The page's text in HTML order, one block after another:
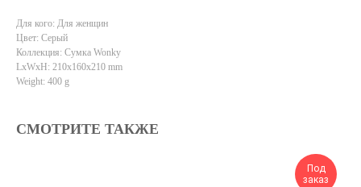
Для кого: Для женщин
Цвет: Серый
Коллекция: Сумка Wonky
LxWxH: 210x160x210 mm
Weight: 400 g
СМОТРИТЕ ТАКЖЕ
Под
заказ